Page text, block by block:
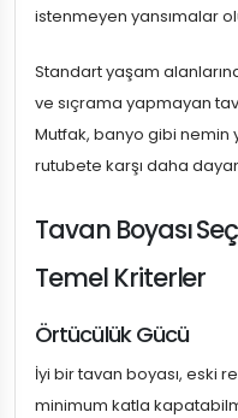
istenmeyen yansımalar
Standart yaşam
ve sıçrama yapmayan
Mutfak, banyo gibi
rutubete karşı daha
Tavan Boyası
Temel Kriterler
Örtücülük Gücü
İyi bir tavan boyası, eski
minimum katla